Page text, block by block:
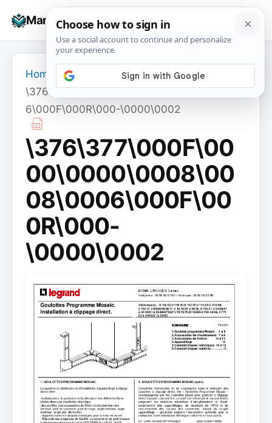
Manuals+
☰
Home
\376\377\000F\0000\0000\0008\0008\000
6\000F\000R\000-\0000\0002
\376\377\000F\00
00\0000\0008\00
08\0006\000F\00
0R\000-
\0000\0002